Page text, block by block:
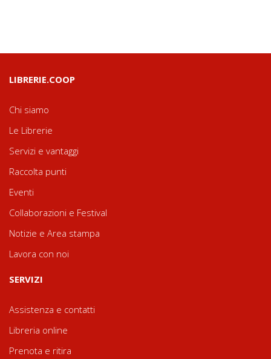
LIBRERIE.COOP
Chi siamo
Le Librerie
Servizi e vantaggi
Raccolta punti
Eventi
Collaborazioni e Festival
Notizie e Area stampa
Lavora con noi
SERVIZI
Assistenza e contatti
Libreria online
Prenota e ritira